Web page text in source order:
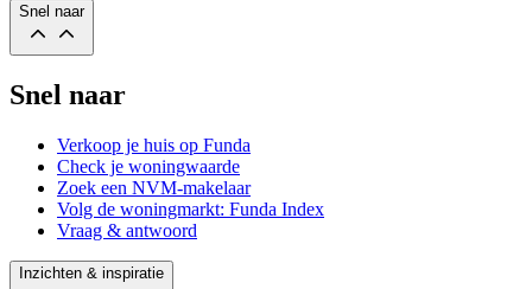
Snel naar
Snel naar
Verkoop je huis op Funda
Check je woningwaarde
Zoek een NVM-makelaar
Volg de woningmarkt: Funda Index
Vraag & antwoord
Inzichten & inspiratie